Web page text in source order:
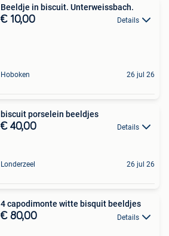
Beeldje in biscuit. Unterweissbach.
€ 10,00 Details
Hoboken 26 jul 26
biscuit porselein beeldjes
€ 40,00 Details
Londerzeel 26 jul 26
4 capodimonte witte bisquit beeldjes
€ 80,00 Details